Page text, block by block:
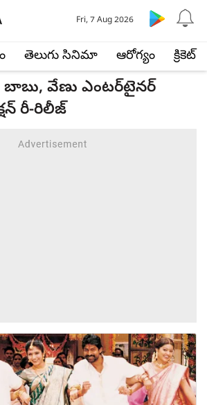
తెలుగు సినిమా ఆరోగ్యం క్రికెట్
Fri, 7 Aug 2026
బాబు, వేణు ఎంటర్‌టైనర్
రీ-రిలీజ్